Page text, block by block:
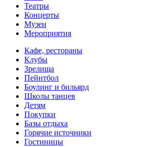
Театры
Концерты
Музеи
Мероприятия
Кафе, рестораны
Клубы
Зрелища
Пейнтбол
Боулинг и бильярд
Школы танцев
Детям
Покупки
Базы отдыха
Горячие источники
Гостиницы